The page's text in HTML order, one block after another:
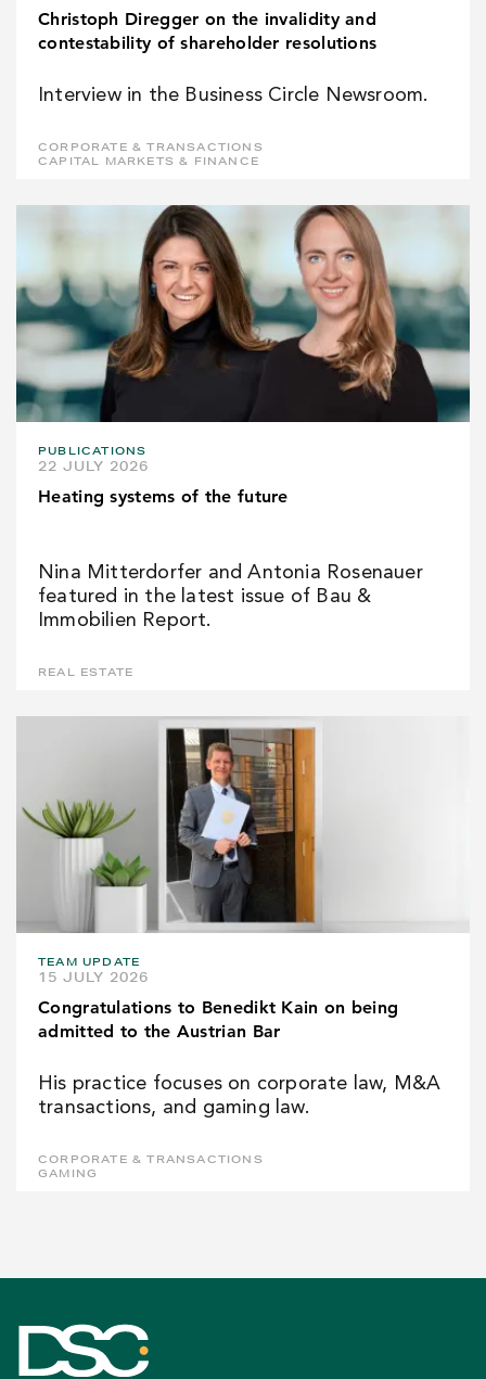
Christoph Diregger on the invalidity and
contestability of shareholder resolutions
Interview in the Business Circle Newsroom.
CORPORATE & TRANSACTIONS
CAPITAL MARKETS & FINANCE
PUBLICATIONS
22 JULY 2026
Heating systems of the future
Nina Mitterdorfer and Antonia Rosenauer
featured in the latest issue of Bau &
Immobilien Report.
REAL ESTATE
TEAM UPDATE
15 JULY 2026
Congratulations to Benedikt Kain on being
admitted to the Austrian Bar
His practice focuses on corporate law, M&A
transactions, and gaming law.
CORPORATE & TRANSACTIONS
GAMING